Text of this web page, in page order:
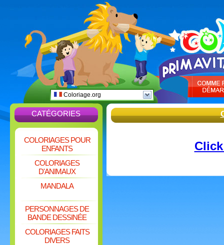
Coloriage.org
CATÉGORIES
COLORIAGES POUR
ENFANTS
COLORIAGES
D'ANIMAUX
MANDALA
PERSONNAGES DE
BANDE DESSINÉE
COLORIAGES FAITS
DIVERS